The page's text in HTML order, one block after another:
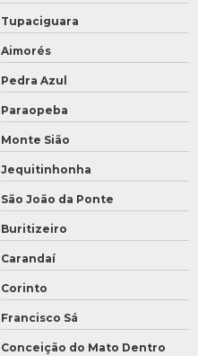
Tupaciguara
Aimorés
Pedra Azul
Paraopeba
Monte Sião
Jequitinhonha
São João da Ponte
Buritizeiro
Carandaí
Corinto
Francisco Sá
Conceição do Mato Dentro